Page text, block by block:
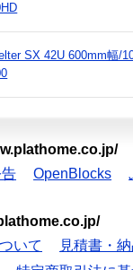
SX 42U 600mm幅/
OpenBlocks
いて
見積書・